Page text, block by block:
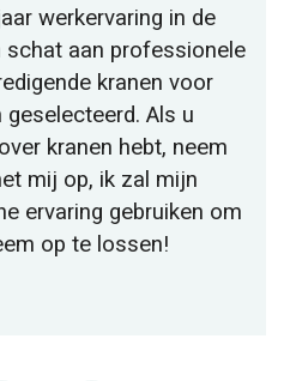
werkervaring in de
schat aan professionele
kranen voor
Als u
kranen hebt, neem
mij op, ik zal mijn
ervaring gebruiken om
op te lossen!